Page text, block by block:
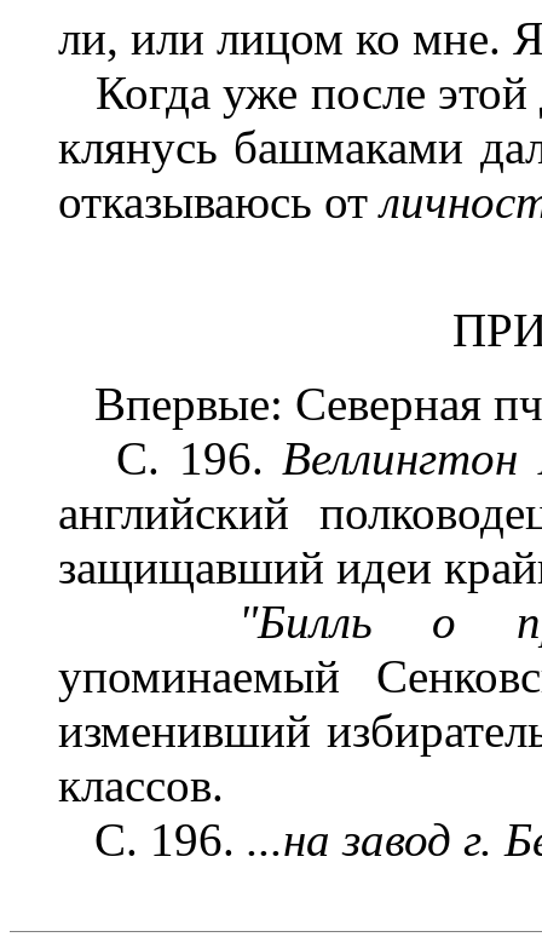
ли, или лицом ко мне. Я
Когда уже после
клянусь башмаками
отказываюсь от
Впервые: Северная
С. 196. Веллингтон
английский
защищавший идеи
"Билль о
упоминаемый
изменивший
классов.
С. 196. ...на завод г.